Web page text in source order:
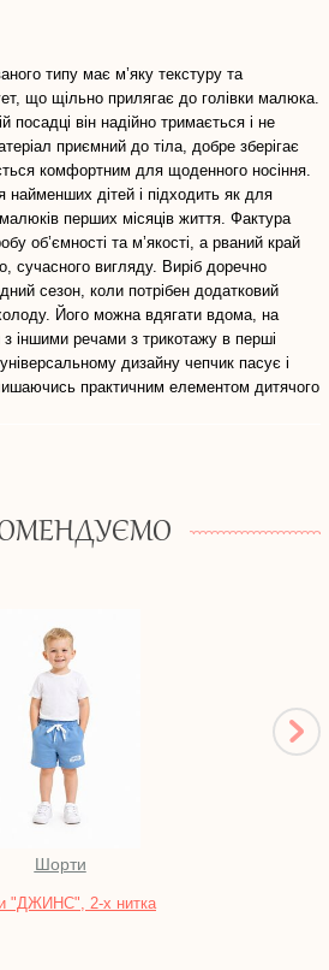
типу має м’яку текстуру та
що щільно прилягає до голівки малюка.
посадці він надійно тримається і не
приємний до тіла, добре зберігає
комфортним для щоденного носіння.
найменших дітей і підходить як для
перших місяців життя. Фактура
об’ємності та м’якості, а рваний край
сучасного вигляду. Виріб доречно
сезон, коли потрібен додатковий
Його можна вдягати вдома, на
іншими речами з трикотажу в перші
дизайну чепчик пасує і
практичним елементом дитячого
Шорти
"ДЖИНС", 2-х нитка